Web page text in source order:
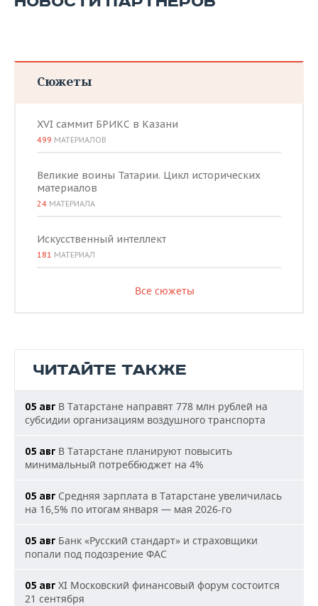
Сюжеты
XVI саммит БРИКС в Казани
499 МАТЕРИАЛОВ
Великие воины Татарии. Цикл исторических
материалов
24 МАТЕРИАЛА
Искусственный интеллект
181 МАТЕРИАЛ
Все сюжеты
ЧИТАЙТЕ ТАКЖЕ
05 авг В Татарстане направят 778 млн рублей на
субсидии организациям воздушного транспорта
05 авг В Татарстане планируют повысить
минимальный потреббюджет на 4%
05 авг Средняя зарплата в Татарстане увеличилась
на 16,5% по итогам января — мая 2026-го
05 авг Банк «Русский стандарт» и страховщики
попали под подозрение ФАС
05 авг XI Московский финансовый форум состоится
21 сентября